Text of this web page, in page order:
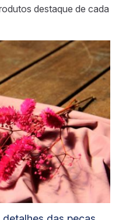
destaque de cada